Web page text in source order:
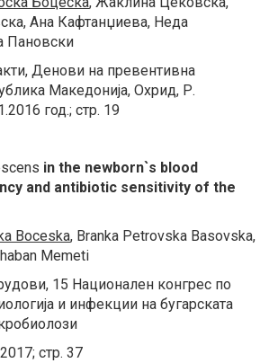
Ана Кафтанџиева, Неда
Пановски
Денови на превентивна
Македонија, Охрид, Р.
год.; стр. 19
in the newborn`s blood
and antibiotic sensitivity of the
Boceska, Branka Petrovska Basovska,
Memeti
15 Национален конгрес по
и инфекции на бугарската
стр. 37